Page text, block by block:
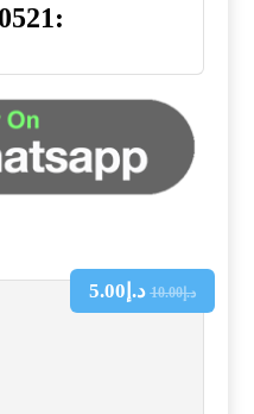
:0565930521
د.إ10.00 د.إ 5.00